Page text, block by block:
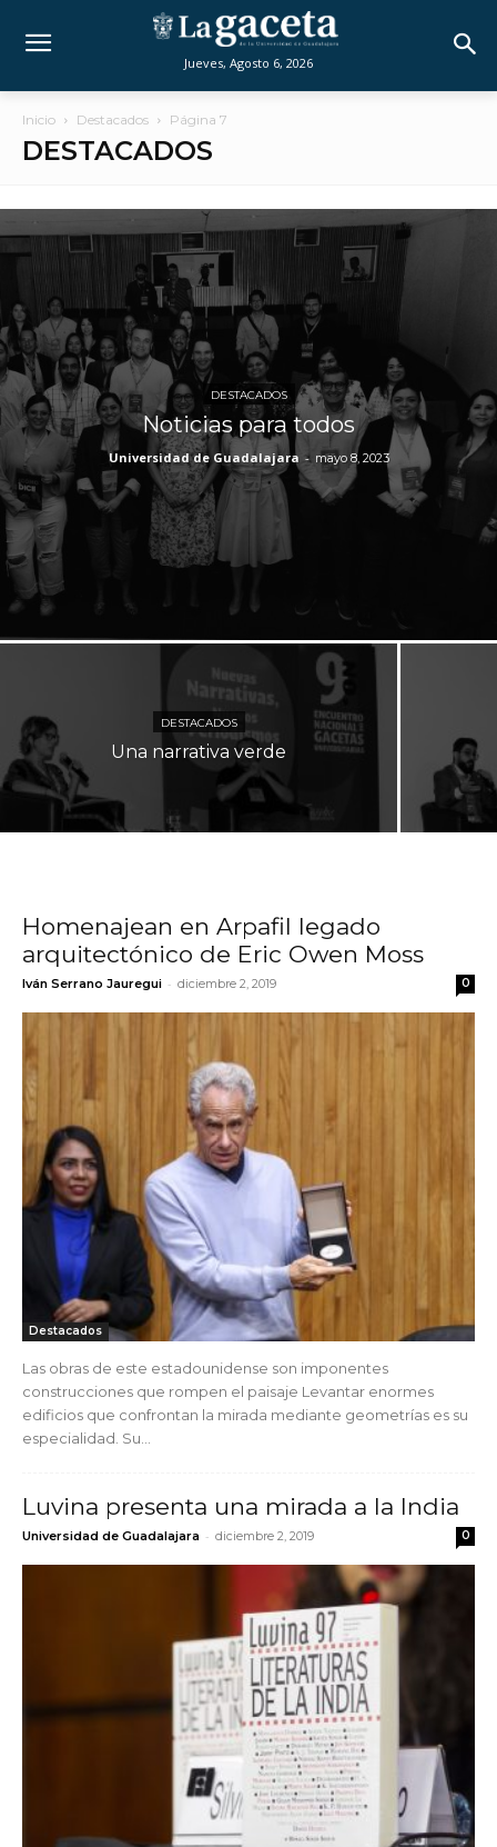
Jueves, Agosto 6, 2026
Inicio Destacados Página 7
DESTACADOS
DESTACADOS
Noticias para todos
Universidad de Guadalajara - mayo 8, 2023
DESTACADOS
Una narrativa verde
Homenajean en Arpafil legado
arquitectónico de Eric Owen Moss
Iván Serrano Jauregui - diciembre 2, 2019 0
Destacados
Las obras de este estadounidense son imponentes
construcciones que rompen el paisaje Levantar enormes
edificios que confrontan la mirada mediante geometrías es su
especialidad. Su...
Luvina presenta una mirada a la India
Universidad de Guadalajara - diciembre 2, 2019 0